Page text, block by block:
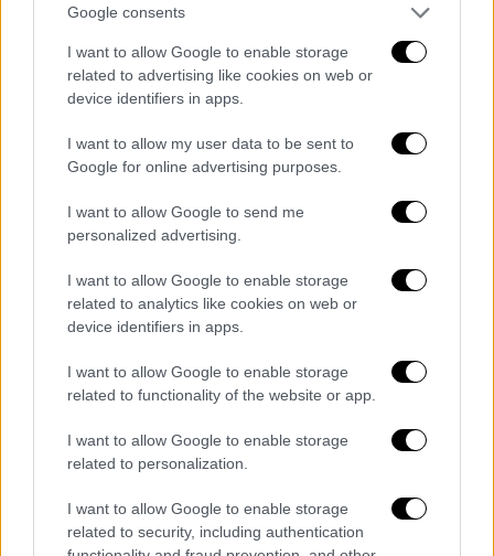
Google consents
I want to allow Google to enable storage
related to advertising like cookies on web or
device identifiers in apps.
I want to allow my user data to be sent to
Google for online advertising purposes.
I want to allow Google to send me
personalized advertising.
I want to allow Google to enable storage
related to analytics like cookies on web or
device identifiers in apps.
I want to allow Google to enable storage
related to functionality of the website or app.
I want to allow Google to enable storage
related to personalization.
I want to allow Google to enable storage
related to security, including authentication
οποία έχω θέσει ως αποστολή μου να σώσω
Δεν υπάρχει άλλος χώρος. Ούτε για
βραχυχρόνια μίσθωση, ούτε για επιπλωμένα
διαμερίσματα, ούτε για ξενοδοχεία ή
οποιαδήποτε άλλη τουριστική χρήση. Η
περιοχή έχει υπερκορεστεί».
Σύμφωνα με τον κ. Δούκα,ο δήμος εξετάζει
το ενδεχόμενο να παγώσει τις οικοδομικές
άδειες για νέα ξενοδοχεία.
Ένας από τους στόχους του είναι να
προσιτές οι κατοικίες, που πιέζονται λόγω
της τουριστικής αξιοποίησης των ακινήτων.
«Έχουμε δημιουργήσει ένα γραφείο
κτίρια και διαμερίσματα που μπορούμε να
ανακαινίσουμε με ευρωπαϊκά κονδύλια.